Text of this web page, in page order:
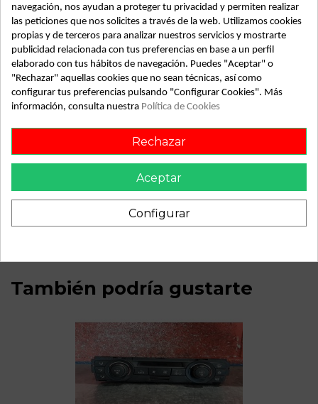
Almacén
49349
SubAlmacén
364
SubSubAlmacén
100029280
ID: 546001
Fecha disponible: 2022-04-04
Descripción
Recambio de pinza freno delantera derecha para bmw serie
3 berlina (e90) 325i | 12.04 - 12.07 325i | 12.04 - 12.07
También podría gustarte
navegación, nos ayudan a proteger tu privacidad y permiten realizar
las peticiones que nos solicites a través de la web. Utilizamos cookies
propias y de terceros para analizar nuestros servicios y mostrarte
publicidad relacionada con tus preferencias en base a un perfil
elaborado con tus hábitos de navegación. Puedes "Aceptar" o
"Rechazar" aquellas cookies que no sean técnicas, así como
configurar tus preferencias pulsando "Configurar Cookies". Más
información, consulta nuestra Política de Cookies
Rechazar
Aceptar
Configurar